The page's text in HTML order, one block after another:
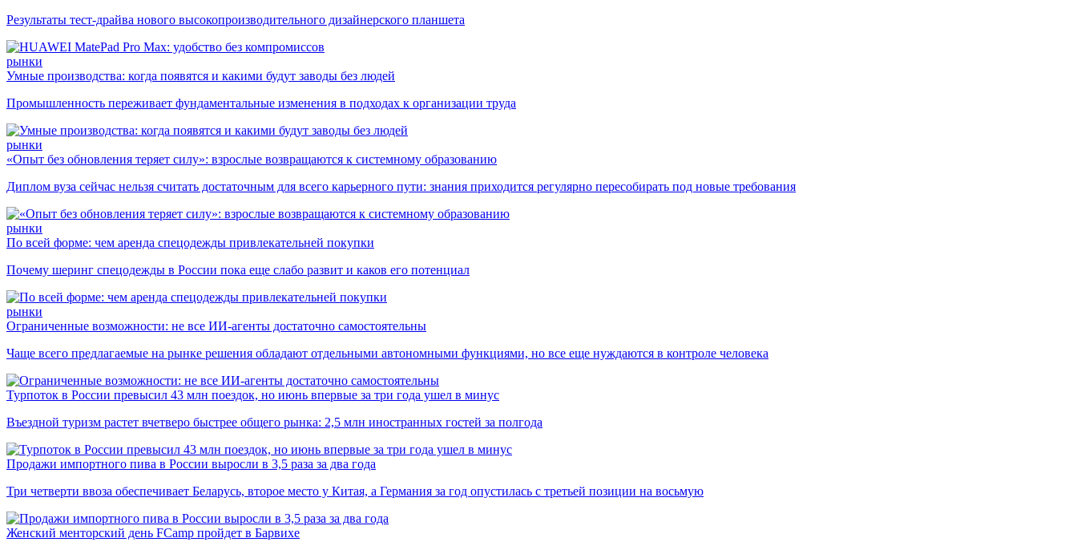
Результаты тест-драйва нового высокопроизводительного дизайнерского планшета
рынки
Умные производства: когда появятся и какими будут заводы без людей
Промышленность переживает фундаментальные изменения в подходах к организации труда
рынки
«Опыт без обновления теряет силу»: взрослые возвращаются к системному образованию
Диплом вуза сейчас нельзя считать достаточным для всего карьерного пути: знания приходится регулярно пересобирать под новые требования
рынки
По всей форме: чем аренда спецодежды привлекательней покупки
Почему шеринг спецодежды в России пока еще слабо развит и каков его потенциал
рынки
Ограниченные возможности: не все ИИ-агенты достаточно самостоятельны
Чаще всего предлагаемые на рынке решения обладают отдельными автономными функциями, но все еще нуждаются в контроле человека
Турпоток в России превысил 43 млн поездок, но июнь впервые за три года ушел в минус
Въездной туризм растет вчетверо быстрее общего рынка: 2,5 млн иностранных гостей за полгода
Продажи импортного пива в России выросли в 3,5 раза за два года
Три четверти ввоза обеспечивает Беларусь, второе место у Китая, а Германия за год опустилась с третьей позиции на восьмую
Женский менторский день FCamp пройдет в Барвихе